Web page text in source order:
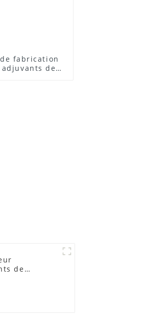
fabrication
adjuvants de
de